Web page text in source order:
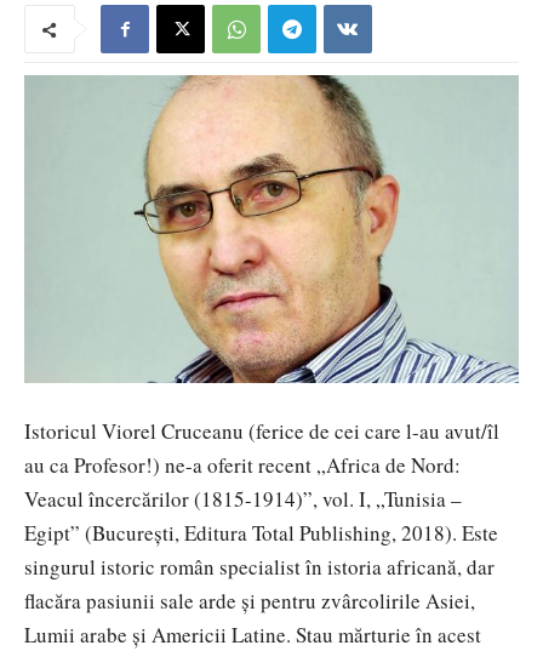
Istoricul Viorel Cruceanu (ferice de cei care l-au avut/îl
au ca Profesor!) ne-a oferit recent „Africa de Nord:
Veacul încercărilor (1815-1914)”, vol. I, „Tunisia –
Egipt” (București, Editura Total Publishing, 2018). Este
singurul istoric român specialist în istoria africană, dar
flacăra pasiunii sale arde și pentru zvârcolirile Asiei,
Lumii arabe și Americii Latine. Stau mărturie în acest